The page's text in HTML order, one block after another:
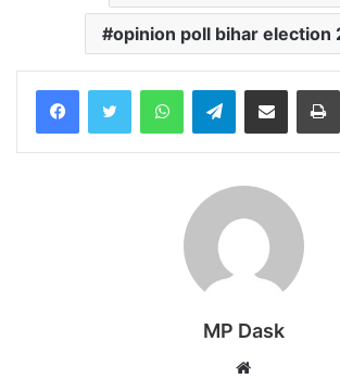
opinion poll bihar election
WhatsAppTelegramShare via Email
MP Dask
Website